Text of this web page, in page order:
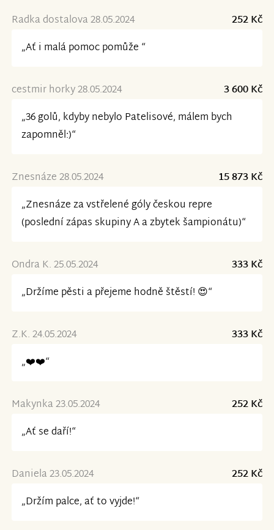
Radka dostalova 28.05.2024
252 Kč
„Ať i malá pomoc pomůže “
cestmir horky 28.05.2024
3 600 Kč
„36 golů, kdyby nebylo Patelisové, málem bych
zapomněl:)“
Znesnáze 28.05.2024
15 873 Kč
„Znesnáze za vstřelené góly českou repre
(poslední zápas skupiny A a zbytek šampionátu)“
Ondra K. 25.05.2024
333 Kč
„Držíme pěsti a přejeme hodně štěstí! 😍“
Z.K. 24.05.2024
333 Kč
„❤️❤️“
Makynka 23.05.2024
252 Kč
„Ať se daří!“
Daniela 23.05.2024
252 Kč
„Držím palce, ať to vyjde!“